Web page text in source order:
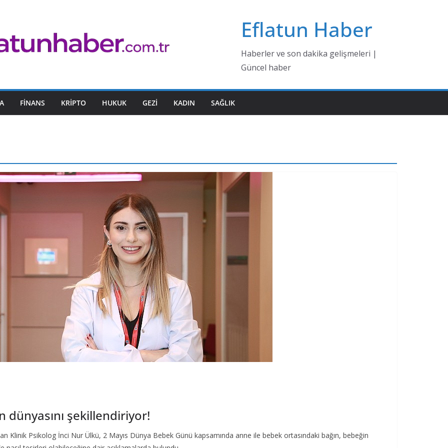
Eflatun Haber
Haberler ve son dakika gelişmeleri |
Güncel haber
FINANS KRIPTO HUKUK GEZI KADIN SAĞLIK
şekillendiriyor!
Klinik Psikolog İnci Nur Ülkü, 2 Mayıs Dünya Bebek Günü kapsamında anne ile bebek ortasındaki bağın, bebeğin